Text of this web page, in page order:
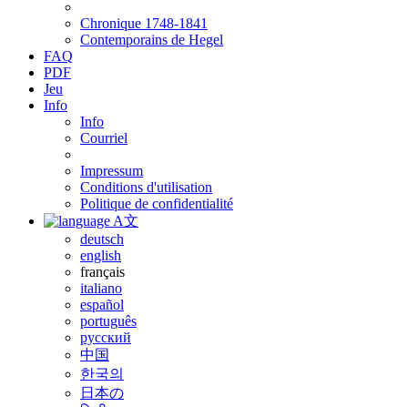
Chronique 1748-1841
Contemporains de Hegel
FAQ
PDF
Jeu
Info
Info
Courriel
Impressum
Conditions d'utilisation
Politique de confidentialité
A文
deutsch
english
français
italiano
español
português
русский
中国
한국의
日本の